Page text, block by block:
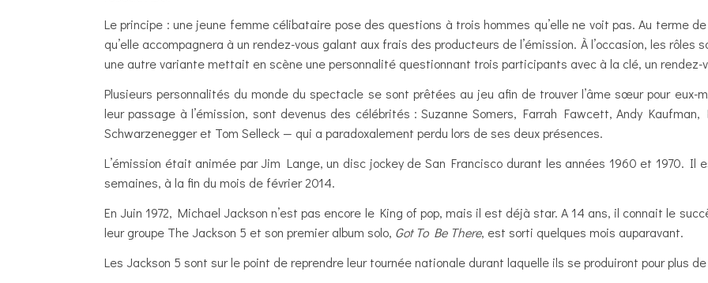
Le principe : une jeune femme célibataire pose des questions à trois hommes qu’elle ne voit pas. Au terme
qu’elle accompagnera à un rendez-vous galant aux frais des producteurs de l’émission. À l’occasion, les
une autre variante mettait en scène une personnalité questionnant trois participants avec à la clé, un rendez-
Plusieurs personnalités du monde du spectacle se sont prêtées au jeu afin de trouver l’âme sœur pour eux-
leur passage à l’émission, sont devenus des célébrités : Suzanne Somers, Farrah Fawcett, Andy
Schwarzenegger et Tom Selleck — qui a paradoxalement perdu lors de ses deux présences.
L’émission était animée par Jim Lange, un disc jockey de San Francisco durant les années 1960 et 1970. Il
semaines, à la fin du mois de février 2014.
En Juin 1972, Michael Jackson n’est pas encore le King of pop, mais il est déjà star. A 14 ans, il connait le
leur groupe The Jackson 5 et son premier album solo, Got To Be There, est sorti quelques mois auparavant.
Les Jackson 5 sont sur le point de reprendre leur tournée nationale durant laquelle ils se produiront pour plus